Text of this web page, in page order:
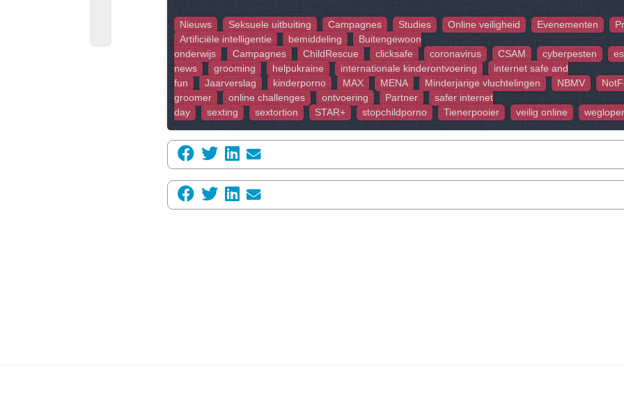
Nieuws Seksuele uitbuiting Campagnes Studies Online veiligheid Evenementen
Artificiële intelligentie
bemiddeling
Buitengewoon
onderwijs
Campagnes ChildRescue clicksafe coronavirus CSAM cyberpesten
news
grooming helpukraine internationale kinderontvoering
internet safe and
fun
Jaarverslag kinderporno MAX MENA Minderjarige vluchtelingen NBMV
groomer
online challenges ontvoering Partner
safer internet
day
sexting sextortion STAR+ stopchildporno Tienerpooier veilig online